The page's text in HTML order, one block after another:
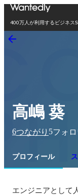
400万人が利用するビジネス
高嶋 葵
6つながり 5フォ
プロフィール
エンジニアとして